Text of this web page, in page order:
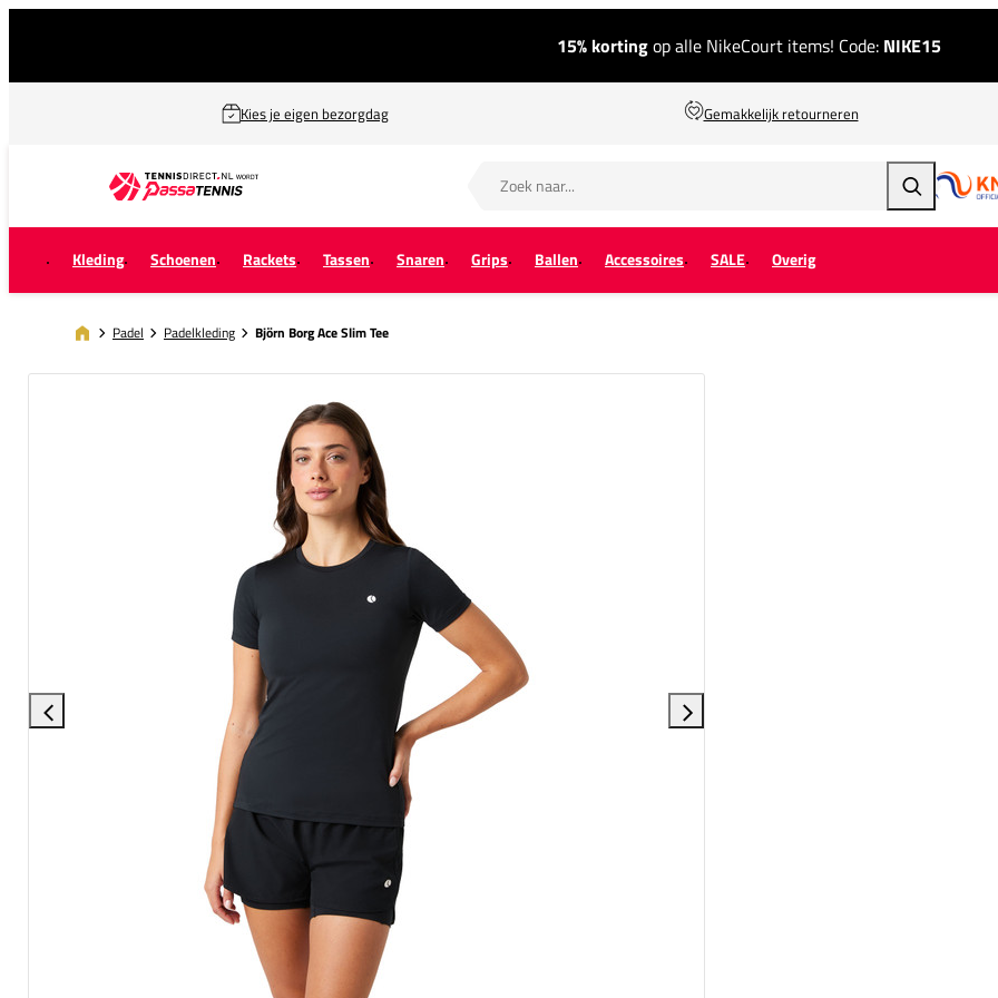
15% kortingop alle NikeCourt items! Code: NIKE15
Kies je eigen bezorgdag Gemakkelijk retourneren
Zoeken
Kleding Schoenen Rackets Tassen Snaren Grips Ballen Accessoires SALE Overig
Padel Padelkleding Björn Borg Ace Slim Tee